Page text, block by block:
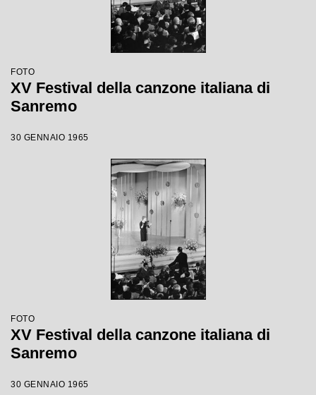
FOTO
XV Festival della canzone italiana di
Sanremo
30 GENNAIO 1965
FOTO
XV Festival della canzone italiana di
Sanremo
30 GENNAIO 1965